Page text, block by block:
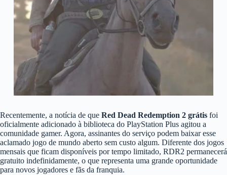
Recentemente, a notícia de que Red Dead Redemption 2 grátis foi
oficialmente adicionado à biblioteca do PlayStation Plus agitou a
comunidade gamer. Agora, assinantes do serviço podem baixar esse
aclamado jogo de mundo aberto sem custo algum. Diferente dos jogos
mensais que ficam disponíveis por tempo limitado, RDR2 permanecerá
gratuito indefinidamente, o que representa uma grande oportunidade
para novos jogadores e fãs da franquia.